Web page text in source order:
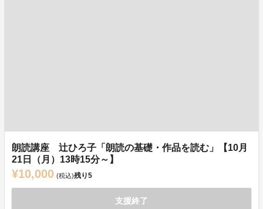
朗読講座 辻ひろ子「朗読の基礎・作品を読む」【10月
21日（月）13時15分～】
¥10,000 (税込)残り5
支援終了